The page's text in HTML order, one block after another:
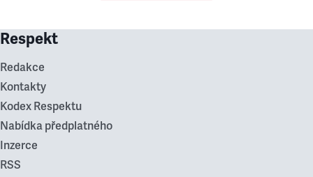
Respekt
Redakce
Kontakty
Kodex Respektu
Nabídka předplatného
Inzerce
RSS